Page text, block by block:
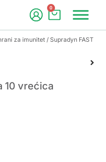
0
za imunitet/ Supradyn FAST
10 vrećica